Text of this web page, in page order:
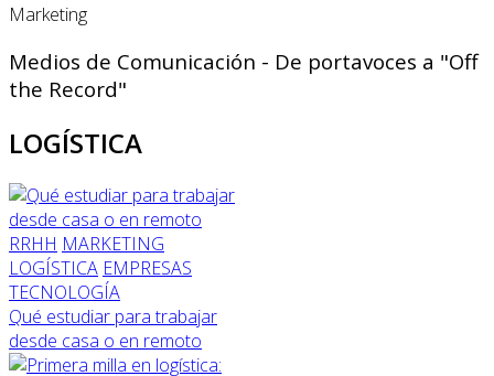
Marketing
Medios de Comunicación - De portavoces a "Off
the Record"
LOGÍSTICA
RRHH MARKETING
LOGÍSTICA EMPRESAS
TECNOLOGÍA
Qué estudiar para trabajar
desde casa o en remoto